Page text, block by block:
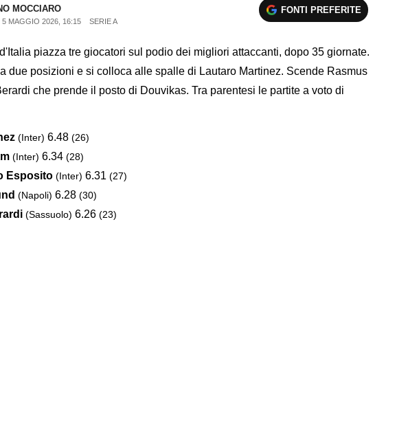
MOCCIARO
5 MAGGIO 2026, 16:15 SERIE A
FONTI PREFERITE
piazza tre giocatori sul podio dei migliori attaccanti, dopo 35 giornate.
due posizioni e si colloca alle spalle di Lautaro Martinez. Scende Rasmus
che prende il posto di Douvikas. Tra parentesi le partite a voto di
(Inter) 6.48 (26)
(Inter) 6.34 (28)
Esposito (Inter) 6.31 (27)
(Napoli) 6.28 (30)
(Sassuolo) 6.26 (23)